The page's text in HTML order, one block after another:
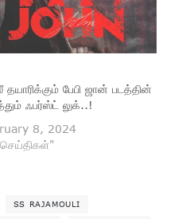
பேபி ஜான் படத்தின்
ஃபர்ஸ்ட் லுக்..!
8, 2024
SS RAJAMOULI